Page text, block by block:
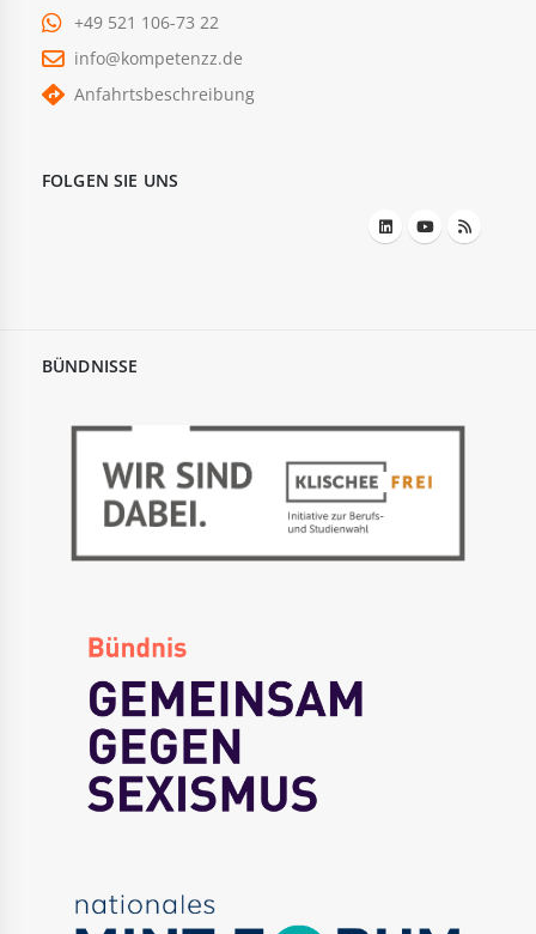
+49 521 106-73 22
info@kompetenzz.de
Anfahrtsbeschreibung
FOLGEN SIE UNS
BÜNDNISSE